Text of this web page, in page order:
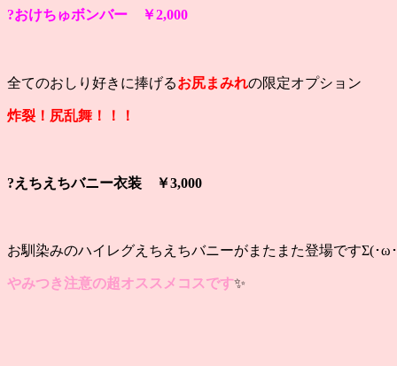
?おけちゅボンバー ￥2,000
全てのおしり好きに捧げるお尻まみれの限定オプション
炸裂！尻乱舞！！！
?えちえちバニー衣装 ￥3,000
お馴染みのハイレグえちえちバニーがまたまた登場ですΣ(･ω
やみつき注意の超オススメコスです✨